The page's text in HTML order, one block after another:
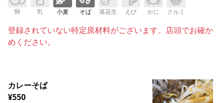
卵 乳 小麦 そば 落花生 えび かに クルミ
登録されていない特定原材料がございます。店頭でお確か
めください。
カレーそば
¥550